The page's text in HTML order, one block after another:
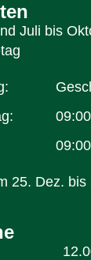
Juli bis
25. Dez. bis